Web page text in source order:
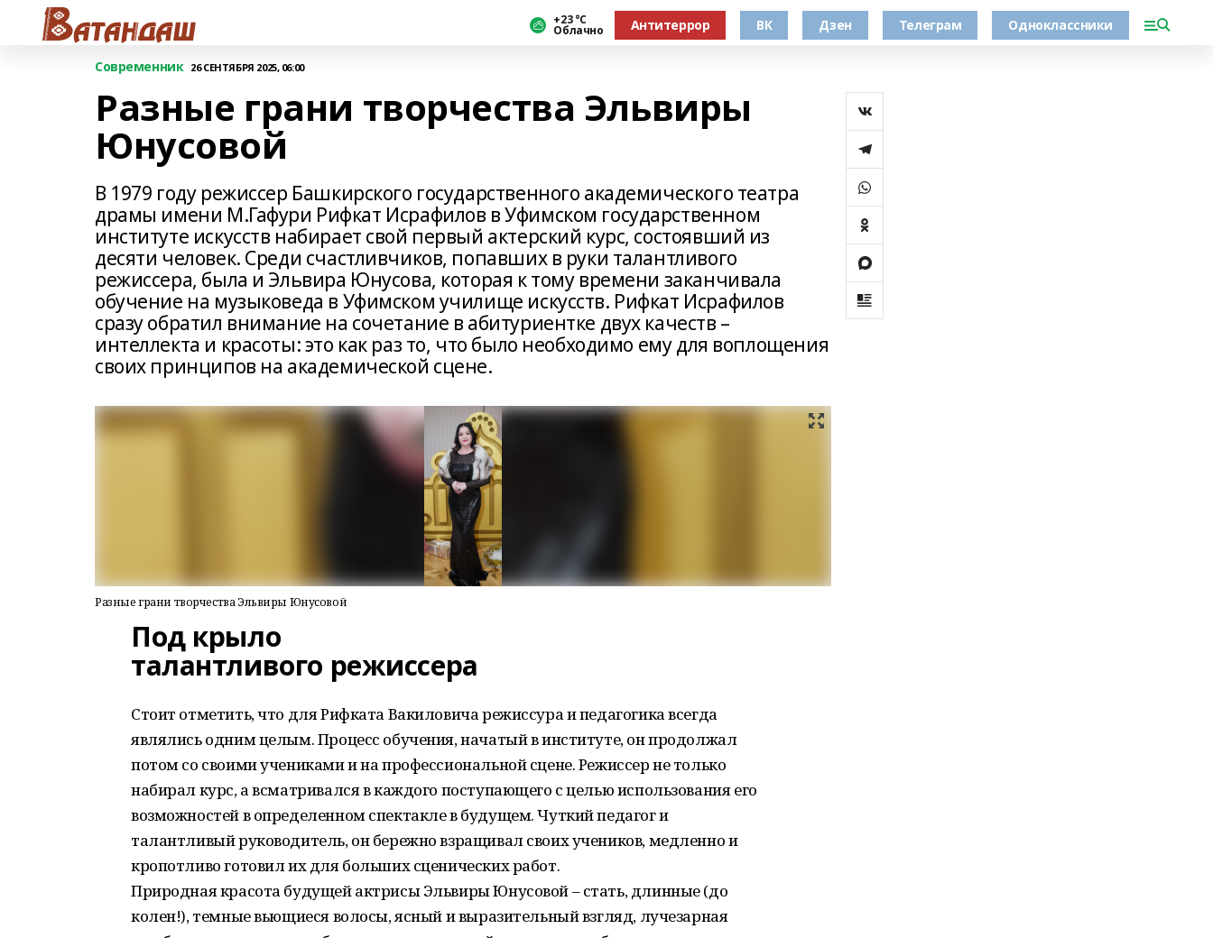
+23 °С
Облачно Антитеррор ВК Дзен Телеграм Одноклассники
Современник 26 СЕНТЯБРЯ 2025, 06:00
Разные грани творчества Эльвиры
Юнусовой
В 1979 году режиссер Башкирского государственного академического театра
драмы имени М.Гафури Рифкат Исрафилов в Уфимском государственном
институте искусств набирает свой первый актерский курс, состоявший из
десяти человек. Среди счастливчиков, попавших в руки талантливого
режиссера, была и Эльвира Юнусова, которая к тому времени заканчивала
обучение на музыковеда в Уфимском училище искусств. Рифкат Исрафилов
сразу обратил внимание на сочетание в абитуриентке двух качеств –
интеллекта и красоты: это как раз то, что было необходимо ему для воплощения
своих принципов на академической сцене.
Разные грани творчества Эльвиры Юнусовой
Под крыло
талантливого режиссера
Стоит отметить, что для Рифката Вакиловича режиссура и педагогика всегда
являлись одним целым. Процесс обучения, начатый в институте, он продолжал
потом со своими учениками и на профессиональной сцене. Режиссер не только
набирал курс, а всматривался в каждого поступающего с целью использования его
возможностей в определенном спектакле в будущем. Чуткий педагог и
талантливый руководитель, он бережно взращивал своих учеников, медленно и
кропотливо готовил их для больших сценических работ.
Природная красота будущей актрисы Эльвиры Юнусовой – стать, длинные (до
колен!), темные вьющиеся волосы, ясный и выразительный взгляд, лучезарная